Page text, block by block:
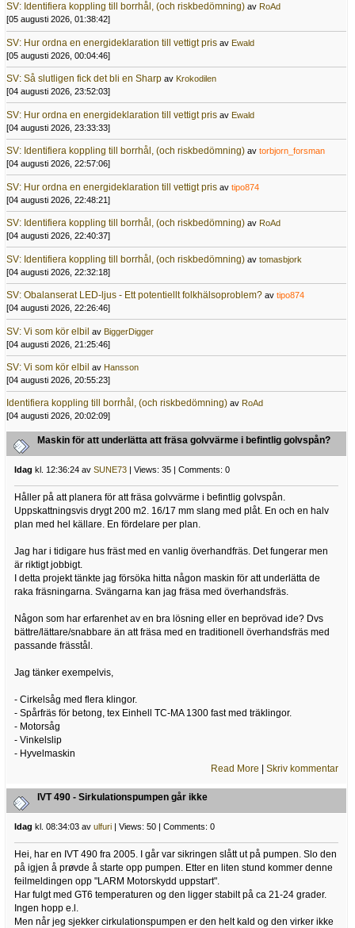
SV: Identifiera koppling till borrhål, (och riskbedömning) av RoAd
[05 augusti 2026, 01:38:42]
SV: Hur ordna en energideklaration till vettigt pris av Ewald
[05 augusti 2026, 00:04:46]
SV: Så slutligen fick det bli en Sharp av Krokodilen
[04 augusti 2026, 23:52:03]
SV: Hur ordna en energideklaration till vettigt pris av Ewald
[04 augusti 2026, 23:33:33]
SV: Identifiera koppling till borrhål, (och riskbedömning) av torbjorn_forsman
[04 augusti 2026, 22:57:06]
SV: Hur ordna en energideklaration till vettigt pris av tipo874
[04 augusti 2026, 22:48:21]
SV: Identifiera koppling till borrhål, (och riskbedömning) av RoAd
[04 augusti 2026, 22:40:37]
SV: Identifiera koppling till borrhål, (och riskbedömning) av tomasbjork
[04 augusti 2026, 22:32:18]
SV: Obalanserat LED-ljus - Ett potentiellt folkhälsoproblem? av tipo874
[04 augusti 2026, 22:26:46]
SV: Vi som kör elbil av BiggerDigger
[04 augusti 2026, 21:25:46]
SV: Vi som kör elbil av Hansson
[04 augusti 2026, 20:55:23]
Identifiera koppling till borrhål, (och riskbedömning) av RoAd
[04 augusti 2026, 20:02:09]
Maskin för att underlätta att fräsa golvvärme i befintlig golvspån?
Idag kl. 12:36:24 av SUNE73| Views: 35 | Comments: 0
Håller på att planera för att fräsa golvvärme i befintlig golvspån.
Uppskattningsvis drygt 200 m2. 16/17 mm slang med plåt. En och en halv
plan med hel källare. En fördelare per plan.
Jag har i tidigare hus fräst med en vanlig överhandfräs. Det fungerar men
är riktigt jobbigt.
I detta projekt tänkte jag försöka hitta någon maskin för att underlätta de
raka fräsningarna. Svängarna kan jag fräsa med överhandsfräs.
Någon som har erfarenhet av en bra lösning eller en beprövad ide? Dvs
bättre/lättare/snabbare än att fräsa med en traditionell överhandsfräs med
passande frässtål.
Jag tänker exempelvis,
- Cirkelsåg med flera klingor.
- Spårfräs för betong, tex Einhell TC-MA 1300 fast med träklingor.
- Motorsåg
- Vinkelslip
- Hyvelmaskin
Read More |Skriv kommentar
IVT 490 - Sirkulationspumpen går ikke
Idag kl. 08:34:03 av ulfuri| Views: 50 | Comments: 0
Hei, har en IVT 490 fra 2005. I går var sikringen slått ut på pumpen. Slo den
på igjen å prøvde å starte opp pumpen. Etter en liten stund kommer denne
feilmeldingen opp "LARM Motorskydd uppstart".
Har fulgt med GT6 temperaturen og den ligger stabilt på ca 21-24 grader.
Ingen hopp e.l.
Men når jeg sjekker cirkulationspumpen er den helt kald og den virker ikke